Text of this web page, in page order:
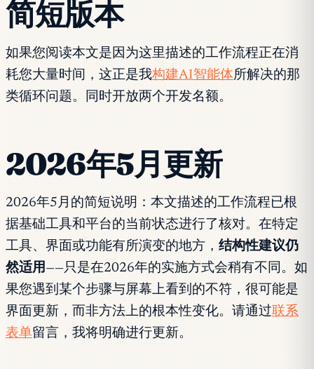
简短版本
如果您阅读本文是因为这里描述的工作流程正在消
耗您大量时间，这正是我构建AI智能体所解决的那
类循环问题。同时开放两个开发名额。
2026年5月更新
2026年5月的简短说明：本文描述的工作流程已根
据基础工具和平台的当前状态进行了核对。在特定
工具、界面或功能有所演变的地方， 结构性建议仍
然适用——只是在2026年的实施方式会稍有不同。如
果您遇到某个步骤与屏幕上看到的不符，很可能是
界面更新，而非方法上的根本性变化。请通过联系
表单留言，我将明确进行更新。